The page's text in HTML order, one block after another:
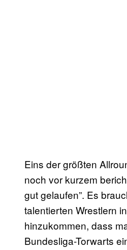
Eins der größten
noch vor kurzem
gut gelaufen”. Es
talentierten Wrestlern
hinzukommen, dass
Bundesliga-Torwarts